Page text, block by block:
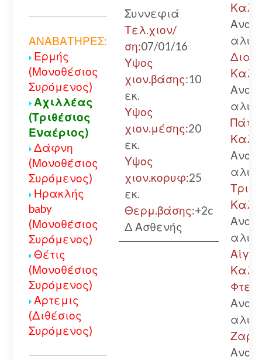
ΑΝΑΒΑΤΗΡΕΣ:
Ερμής
(Μονοθέσιος
Συρόμενος)
Αχιλλέας
(Τριθέσιος
Εναέριος)
Δάφνη
(Μονοθέσιος
Συρόμενος)
Ηρακλής
baby
(Μονοθέσιος
Συρόμενος)
Θέτις
(Μονοθέσιος
Συρόμενος)
Αρτεμις
(Διθέσιος
Συρόμενος)
Συννεφιά
Τελ.χιον/
ση:07/01/16
Υψος
χιον.βάσης:10
εκ.
Υψος
χιον.μέσης:20
εκ.
Υψος
χιον.κορυφ:25
εκ.
Θερμ.βάσης:+2c
Δ Ασθενής